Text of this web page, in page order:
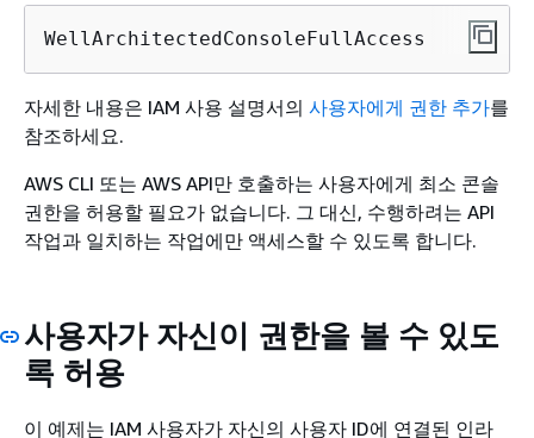
WellArchitectedConsoleFullAccess
자세한 내용은 IAM 사용 설명서의 사용자에게 권한 추가를
참조하세요.
AWS CLI 또는 AWS API만 호출하는 사용자에게 최소 콘솔
권한을 허용할 필요가 없습니다. 그 대신, 수행하려는 API
작업과 일치하는 작업에만 액세스할 수 있도록 합니다.
사용자가 자신이 권한을 볼 수 있도
록 허용
이 예제는 IAM 사용자가 자신의 사용자 ID에 연결된 인라